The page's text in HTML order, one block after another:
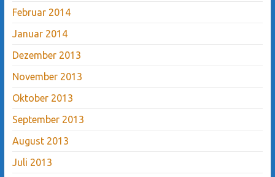
Februar 2014
Januar 2014
Dezember 2013
November 2013
Oktober 2013
September 2013
August 2013
Juli 2013